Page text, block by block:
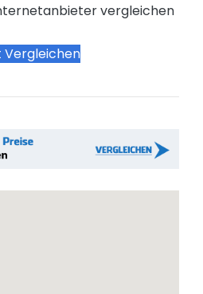
vergleichen